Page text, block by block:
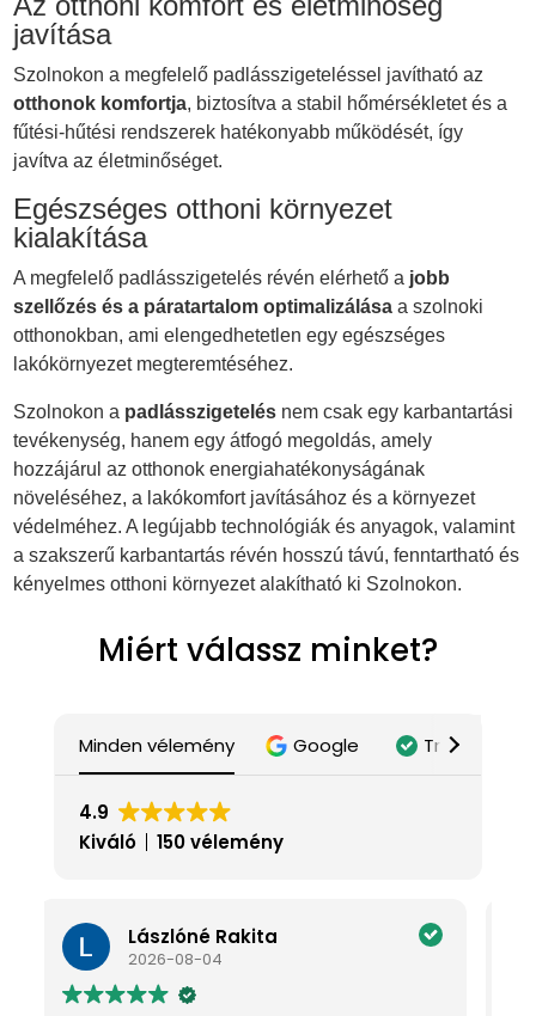
javítása
Szolnokon a megfelelő padlásszigeteléssel javítható az
otthonok komfortja, biztosítva a stabil hőmérsékletet és a
fűtési-hűtési rendszerek hatékonyabb működését, így
javítva az életminőséget.
Egészséges otthoni környezet
kialakítása
A megfelelő padlásszigetelés révén elérhető a jobb
szellőzés és a páratartalom optimalizálása a szolnoki
otthonokban, ami elengedhetetlen egy egészséges
lakókörnyezet megteremtéséhez.
Szolnokon a padlásszigetelés nem csak egy karbantartási
tevékenység, hanem egy átfogó megoldás, amely
hozzájárul az otthonok energiahatékonyságának
növeléséhez, a lakókomfort javításához és a környezet
védelméhez. A legújabb technológiák és anyagok, valamint
a szakszerű karbantartás révén hosszú távú, fenntartható és
kényelmes otthoni környezet alakítható ki Szolnokon.
Miért válassz minket?
Minden vélemény Google Trustindex
4.9
Kiváló
150 vélemény
Tünde Farkasné